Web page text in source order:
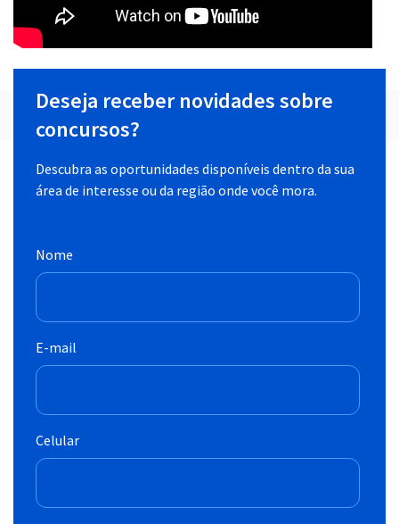
Deseja receber novidades sobre
concursos?
Descubra as oportunidades disponíveis dentro da sua
área de interesse ou da região onde você mora.
Nome
E-mail
Celular